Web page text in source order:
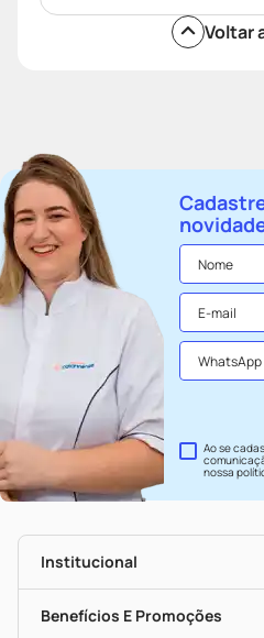
Voltar
Ao se
nossa
Institucional
Nossas Lojas
Benefícios E Promoções